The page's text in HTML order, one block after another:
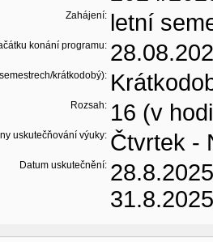
Zahájení: letní
konání programu:
krátkodobý):
Rozsah: 16 (v
uskutečňování výuky: Čtvrtek -
Datum uskutečnění: 28.8.2025
31.8.2025